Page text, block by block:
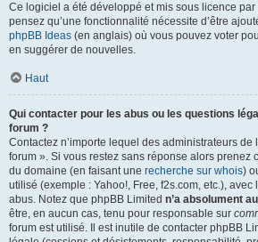
Ce logiciel a été développé et mis sous licence
pensez qu’une fonctionnalité nécessite d’être
phpBB Ideas (en anglais) où vous pouvez voter
en suggérer de nouvelles.
Haut
Qui contacter pour les abus ou les questions
forum ?
Contactez n’importe lequel des administrateurs de
forum ». Si vous restez sans réponse alors prenez
du domaine (en faisant une recherche sur whois)
utilisé (exemple : Yahoo!, Free, f2s.com, etc.),
abus. Notez que phpBB Limited n’a absolument
être, en aucun cas, tenu pour responsable sur
forum est utilisé. Il est inutile de contacter phpBB